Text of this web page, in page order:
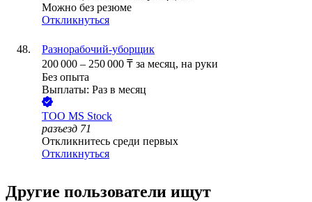
Можно без резюме
Откликнуться
Разнорабочий-уборщик
200 000 – 250 000 ₸ за месяц, на руки
Без опыта
Выплаты: Раз в месяц
ТОО MS Stock
разъезд 71
Откликнитесь среди первых
Откликнуться
Другие пользователи ищут